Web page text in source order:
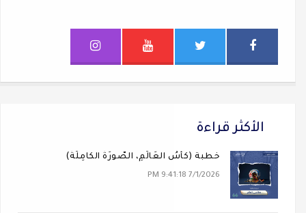
الأكثر قراءة
خطبة (كَأسُ العَالَمِ، الصُّورَةُ الكَامِلَةُ)
7/1/2026 9:41:18 PM